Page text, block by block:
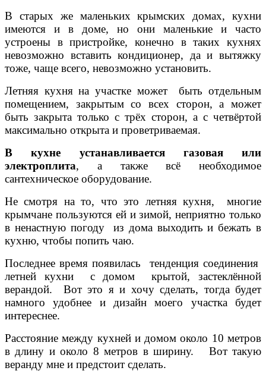
В старых же маленьких крымских домах, кухни
имеются и в доме, но они маленькие и часто
устроены в пристройке, конечно в таких кухнях
невозможно вставить кондиционер, да и вытяжку
тоже, чаще всего, невозможно установить.
Летняя кухня на участке может быть отдельным
помещением, закрытым со всех сторон, а может
быть закрыта только с трёх сторон, а с четвёртой
максимально открыта и проветриваемая.
В кухне устанавливается газовая или
электроплита, а также всё необходимое
сантехническое оборудование.
Не смотря на то, что это летняя кухня, многие
крымчане пользуются ей и зимой, неприятно только
в ненастную погоду из дома выходить и бежать в
кухню, чтобы попить чаю.
Последнее время появилась тенденция соединения
летней кухни с домом крытой, застеклённой
верандой. Вот это я и хочу сделать, тогда будет
намного удобнее и дизайн моего участка будет
интереснее.
Расстояние между кухней и домом около 10 метров
в длину и около 8 метров в ширину. Вот такую
веранду мне и предстоит сделать.